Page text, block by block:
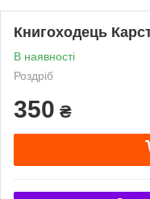
Книгоходець
В наявності
Роздріб
350 ₴